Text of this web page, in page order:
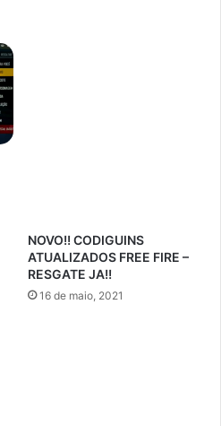
NOVO!! CODIGUINS
ATUALIZADOS FREE FIRE –
RESGATE JA!!
16 de maio, 2021